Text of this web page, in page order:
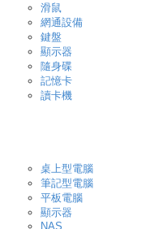
滑鼠
網通設備
鍵盤
顯示器
隨身碟
記憶卡
讀卡機
桌上型電腦
筆記型電腦
平板電腦
顯示器
NAS